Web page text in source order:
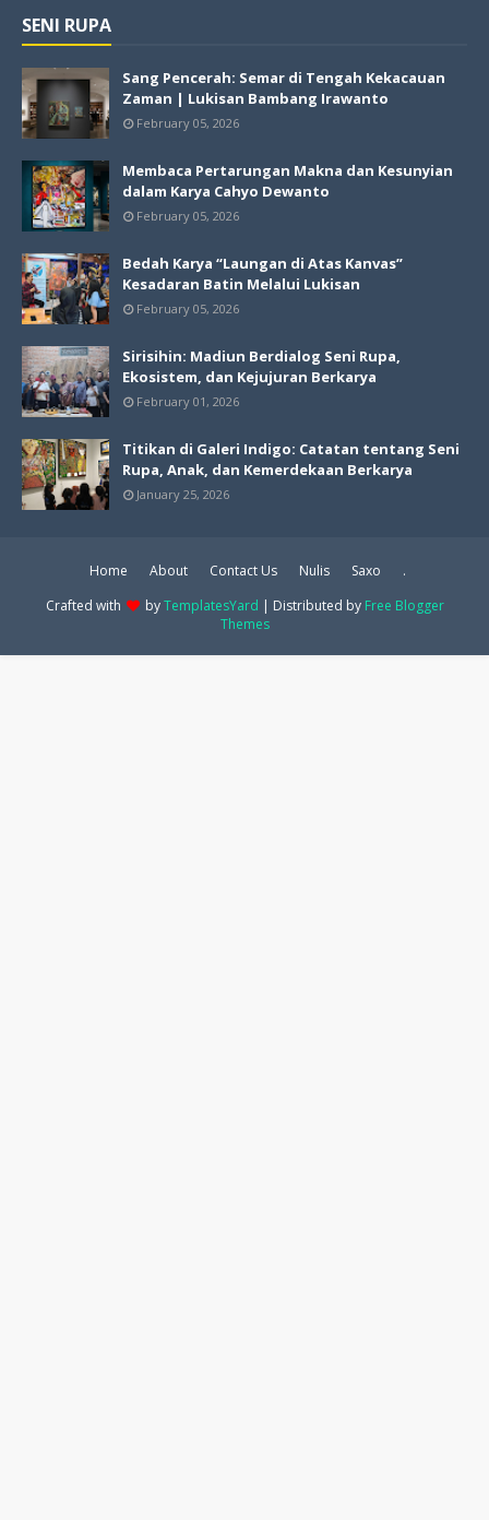
SENI RUPA
Sang Pencerah: Semar di Tengah Kekacauan
Zaman | Lukisan Bambang Irawanto
February 05, 2026
Membaca Pertarungan Makna dan Kesunyian
dalam Karya Cahyo Dewanto
February 05, 2026
Bedah Karya “Laungan di Atas Kanvas”
Kesadaran Batin Melalui Lukisan
February 05, 2026
Sirisihin: Madiun Berdialog Seni Rupa,
Ekosistem, dan Kejujuran Berkarya
February 01, 2026
Titikan di Galeri Indigo: Catatan tentang Seni
Rupa, Anak, dan Kemerdekaan Berkarya
January 25, 2026
Home About Contact Us Nulis Saxo
.
Crafted with
byTemplatesYard | Distributed by Free Blogger
Themes